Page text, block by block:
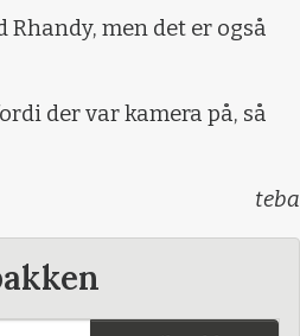
Rhandy, men det er også
der var kamera på, så
teba